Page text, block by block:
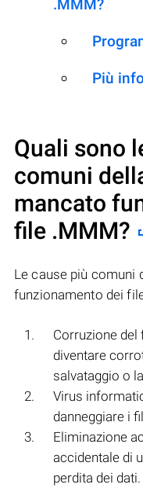
.MMM?
Più
Quali sono
comuni
mancato
file .MMM?
Le cause più comuni
funzionamento dei
Corruzione del
diventare
salvataggio o
Virus
danneggiare i
Eliminazione
accidentale di
perdita dei dati.